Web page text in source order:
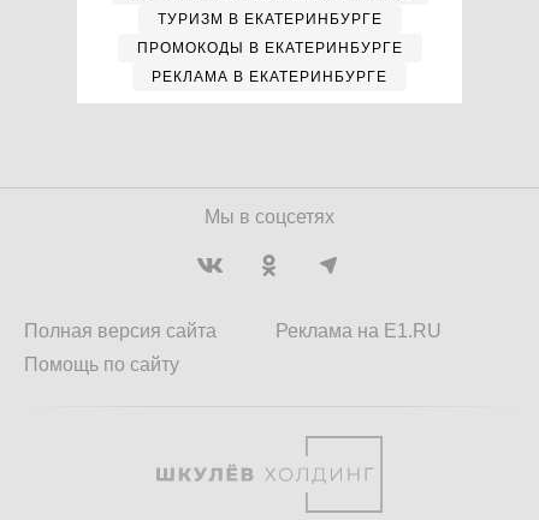
ТУРИЗМ В ЕКАТЕРИНБУРГЕ
ПРОМОКОДЫ В ЕКАТЕРИНБУРГЕ
РЕКЛАМА В ЕКАТЕРИНБУРГЕ
Мы в соцсетях
Полная версия сайта
Помощь по сайту
Реклама на E1.RU